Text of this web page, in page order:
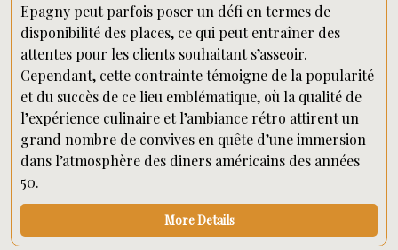
Epagny peut parfois poser un défi en termes de
disponibilité des places, ce qui peut entraîner des
attentes pour les clients souhaitant s’asseoir.
Cependant, cette contrainte témoigne de la popularité
et du succès de ce lieu emblématique, où la qualité de
l’expérience culinaire et l’ambiance rétro attirent un
grand nombre de convives en quête d’une immersion
dans l’atmosphère des diners américains des années
50.
More Details